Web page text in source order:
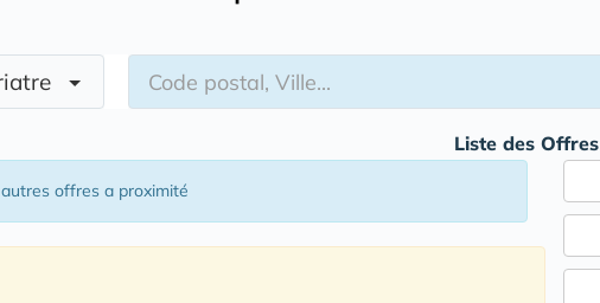
Liste des Offres
autres offres a proximité